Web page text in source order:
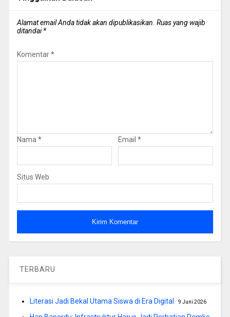
Alamat email Anda tidak akan dipublikasikan. Ruas yang wajib
ditandai*
Komentar*
Nama * Email *
Situs Web
TERBARU
Literasi Jadi Bekal Utama Siswa di Era Digital 9 Juni 2026